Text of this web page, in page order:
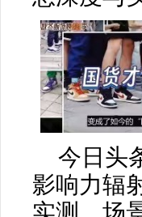
今日头
影响力辐
实测、场